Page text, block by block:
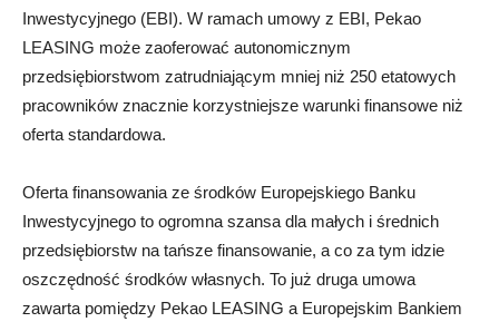
Inwestycyjnego (EBI). W ramach umowy z EBI, Pekao
LEASING może zaoferować autonomicznym
przedsiębiorstwom zatrudniającym mniej niż 250 etatowych
pracowników znacznie korzystniejsze warunki finansowe niż
oferta standardowa.
Oferta finansowania ze środków Europejskiego Banku
Inwestycyjnego to ogromna szansa dla małych i średnich
przedsiębiorstw na tańsze finansowanie, a co za tym idzie
oszczędność środków własnych. To już druga umowa
zawarta pomiędzy Pekao LEASING a Europejskim Bankiem